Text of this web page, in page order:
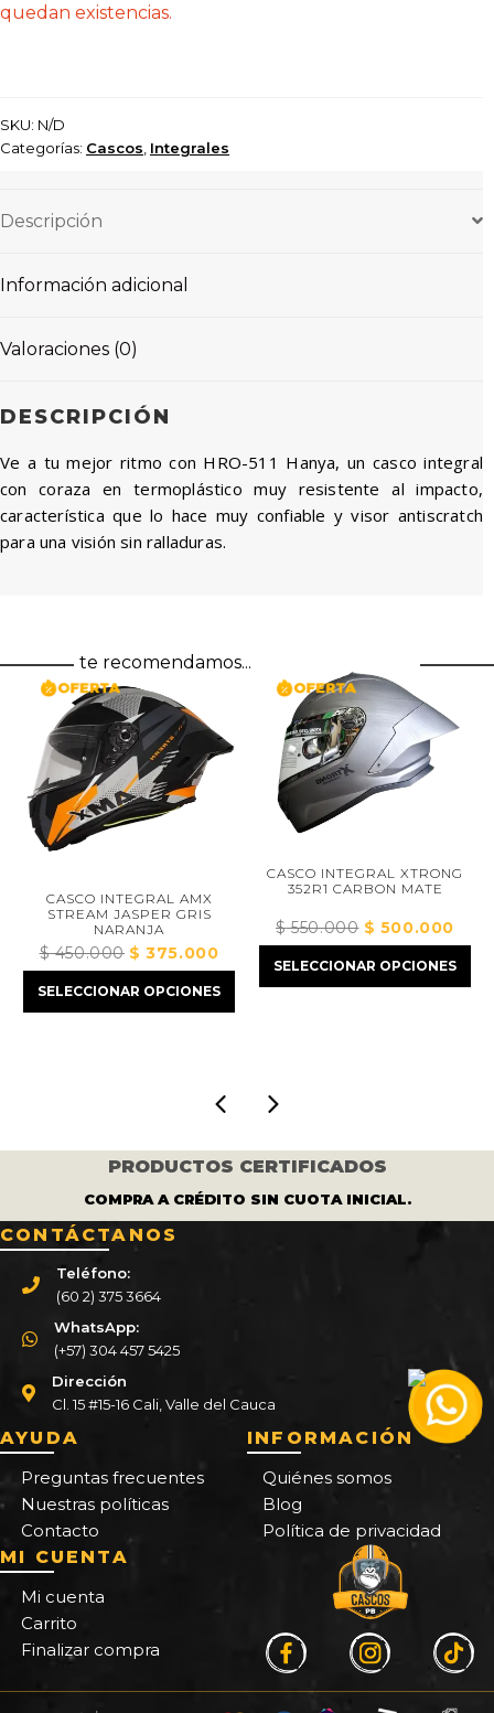
quedan existencias.
SKU: N/D
Categorías: Cascos Integrales
Descripción
Información adicional
Valoraciones (0)
DESCRIPCIÓN
Ve a tu mejor ritmo con HRO-511 Hanya, un casco integral
con coraza en termoplástico muy resistente al impacto,
característica que lo hace muy confiable y visor antiscratch
para una visión sin ralladuras.
te recomendamos...
CASCO INTEGRAL AMX
STREAM JASPER GRIS
NARANJA
450.000El
precio
original
$375.000El
precio
actual
SELECCIONAR OPCIONES
CASCO INTEGRAL XTRONG
352R1 CARBON MATE
550.000El
precio
original
$500.000El
precio
actual
SELECCIONAR OPCIONES
PRODUCTOS CERTIFICADOS
COMPRA A CRÉDITO SIN CUOTA INICIAL.
CONTÁCTANOS
Teléfono:
(60 2) 375 3664
WhatsApp:
(+57) 304 457 5425
Dirección
Cl. 15 #15-16 Cali, Valle del Cauca
AYUDA
Preguntas frecuentes
Nuestras políticas
Contacto
INFORMACIÓN
Quiénes somos
Blog
Política de privacidad
MI CUENTA
Mi cuenta
Carrito
Finalizar compra